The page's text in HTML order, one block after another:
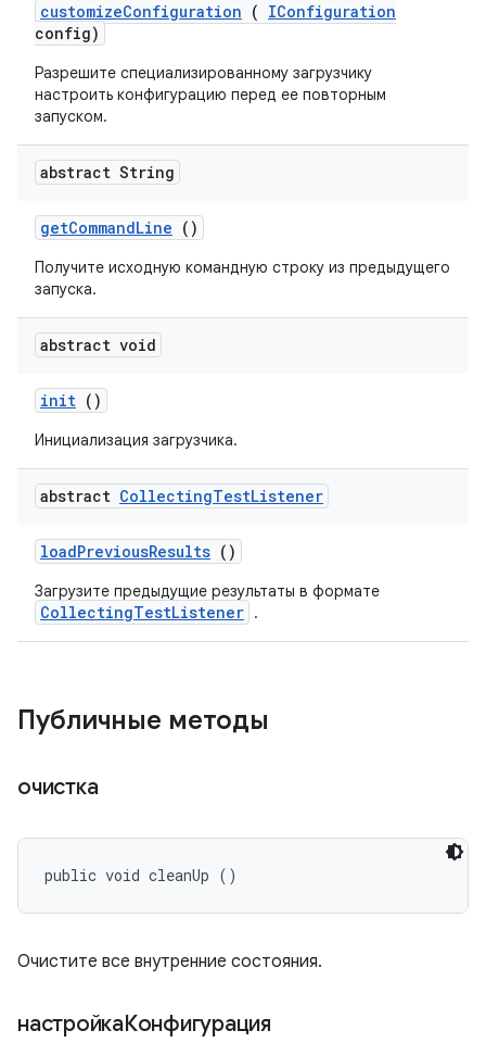
customizeConfiguration ( IConfiguration
config)
Разрешите специализированному загрузчику
настроить конфигурацию перед ее повторным
запуском.
abstract String
getCommandLine ()
Получите исходную командную строку из предыдущего
запуска.
abstract void
init ()
Инициализация загрузчика.
abstract CollectingTestListener
loadPreviousResults ()
Загрузите предыдущие результаты в формате
CollectingTestListener .
Публичные методы
очистка
public void cleanUp ()
Очистите все внутренние состояния.
настройкаКонфигурация